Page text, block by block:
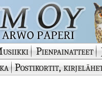
Pienpainatteet
Postikortit,